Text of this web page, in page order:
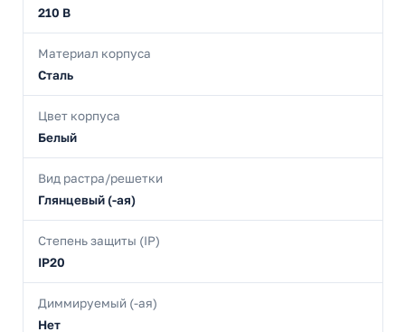
210 В
Материал корпуса
Сталь
Цвет корпуса
Белый
Вид растра/решетки
Глянцевый (-ая)
Степень защиты (IP)
IP20
Диммируемый (-ая)
Нет